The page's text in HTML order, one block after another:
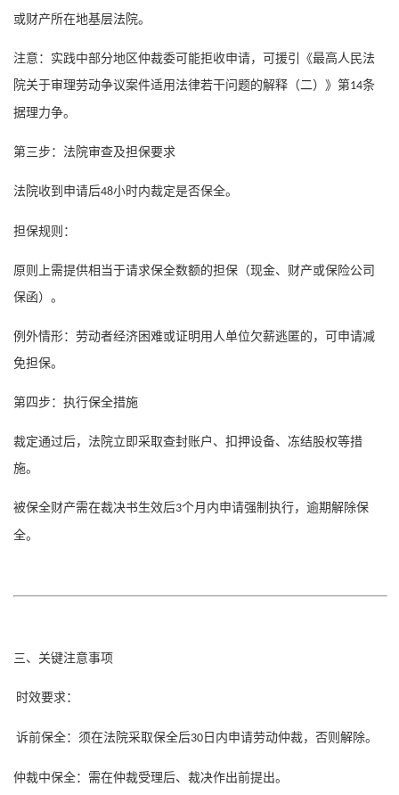
或财产所在地基层法院。
注意：实践中部分地区仲裁委可能拒收申请，可援引《最高人民法
院关于审理劳动争议案件适用法律若干问题的解释（二）》第14条
据理力争。
第三步：法院审查及担保要求
法院收到申请后48小时内裁定是否保全。
担保规则：
原则上需提供相当于请求保全数额的担保（现金、财产或保险公司
保函）。
例外情形：劳动者经济困难或证明用人单位欠薪逃匿的，可申请减
免担保。
第四步：执行保全措施
裁定通过后，法院立即采取查封账户、扣押设备、冻结股权等措
施。
被保全财产需在裁决书生效后3个月内申请强制执行，逾期解除保
全。
三、关键注意事项
时效要求：
诉前保全：须在法院采取保全后30 日内申请劳动仲裁，否则解除。
仲裁中保全：需在仲裁受理后、裁决作出前提出。